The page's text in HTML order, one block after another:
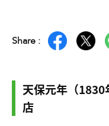
Share :
天保元年（1830
店